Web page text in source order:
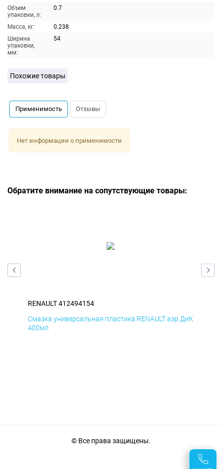
Объем
упаковки, л:
0.7
Масса, кг:
0.238
Ширина
упаковки,
мм:
54
Похожие товары
Применимость Отзывы
Нет информации о применимости
Обратите внимание на сопутствующие товары:
RENAULT 412494154
Смазка универсальная пластика RENAULT аэр ДиК
400мл
© Все права защищены.